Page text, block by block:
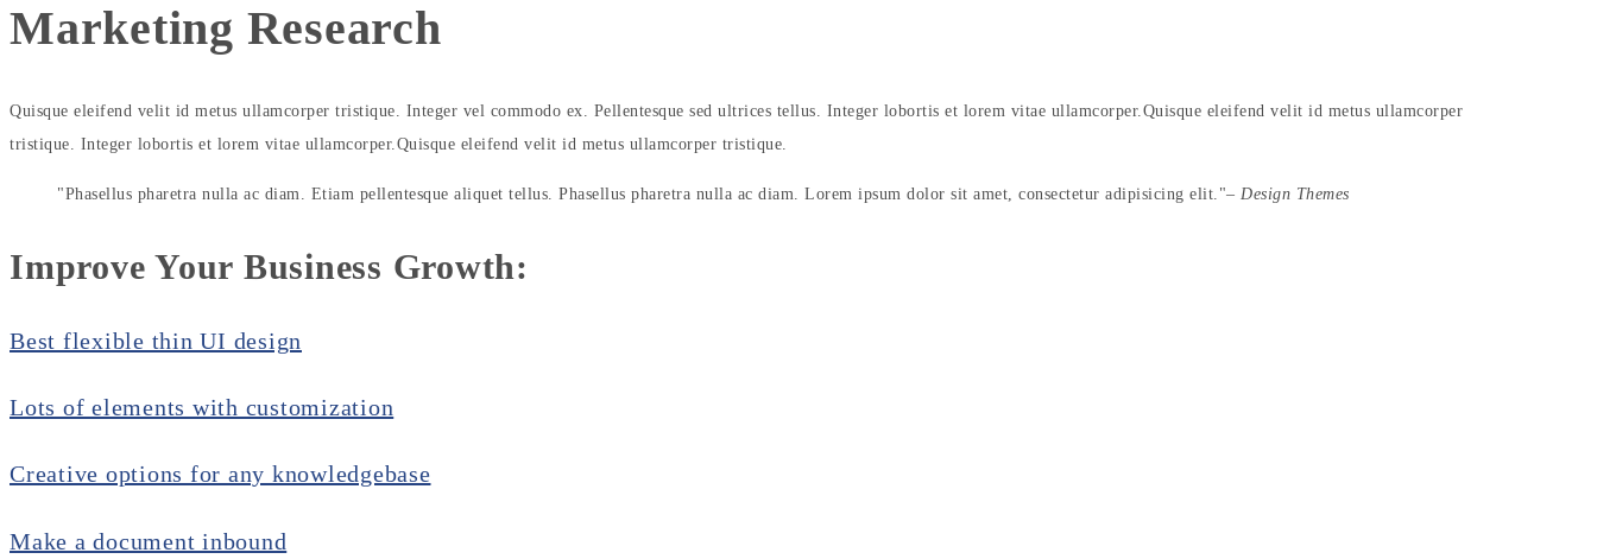
Marketing Research
Quisque eleifend velit id metus ullamcorper tristique. Integer vel commodo ex. Pellentesque sed ultrices tellus. Integer lobortis et lorem vitae ullamcorper.Quisque eleifend velit id metus ullamcorper
tristique. Integer lobortis et lorem vitae ullamcorper.Quisque eleifend velit id metus ullamcorper tristique.
Phasellus pharetra nulla ac diam. Etiam pellentesque aliquet tellus. Phasellus pharetra nulla ac diam. Lorem ipsum dolor sit amet, consectetur adipisicing elit. – Design Themes
Improve Your Business Growth:
Best flexible thin UI design
Lots of elements with customization
Creative options for any knowledgebase
Make a document inbound